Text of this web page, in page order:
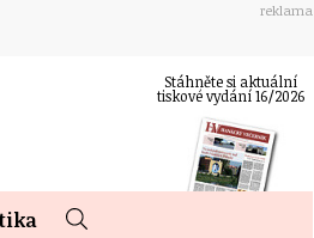
reklama
Stáhněte si aktuální
tiskové vydání 16/2026